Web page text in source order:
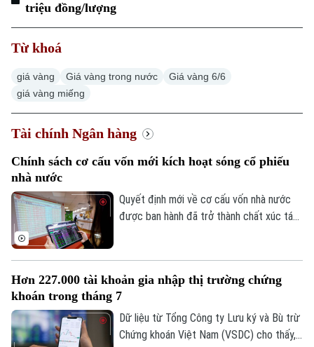
triệu đồng/lượng
Từ khoá
giá vàng Giá vàng trong nước
Giá vàng 6/6
giá vàng miếng
Tài chính Ngân hàng
Chính sách cơ cấu vốn mới kích hoạt sóng cổ phiếu
nhà nước
Quyết định mới về cơ cấu vốn nhà nước
được ban hành đã trở thành chất xúc tác
đưa VN-Index đảo chiều đi lên.
Hơn 227.000 tài khoản gia nhập thị trường chứng
khoán trong tháng 7
Dữ liệu từ Tổng Công ty Lưu ký và Bù trừ
Chứng khoán Việt Nam (VSDC) cho thấy,